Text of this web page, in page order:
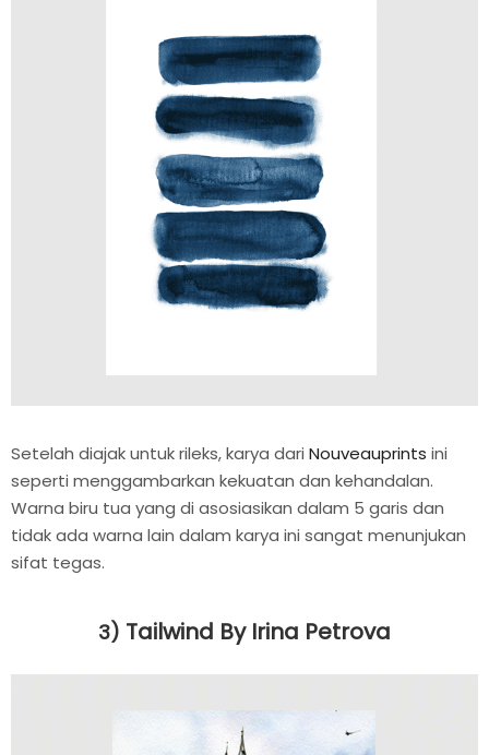
Setelah diajak untuk rileks, karya dari Nouveauprints ini
seperti menggambarkan kekuatan dan kehandalan.
Warna biru tua yang di asosiasikan dalam 5 garis dan
tidak ada warna lain dalam karya ini sangat menunjukan
sifat tegas.
3) Tailwind By Irina Petrova